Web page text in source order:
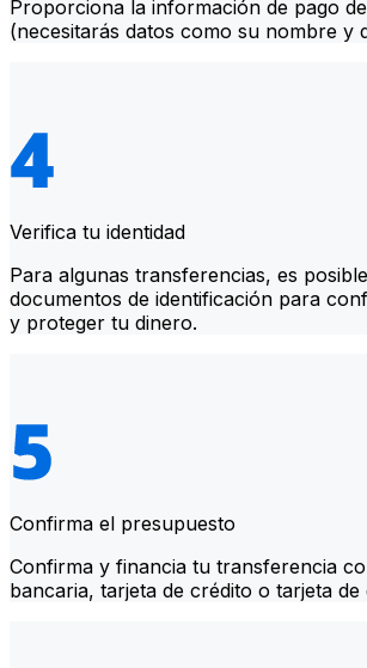
Proporciona la información de pago
(necesitarás datos como su nombre y
Verifica tu identidad
Para algunas transferencias, es
documentos de identificación para
y proteger tu dinero.
Confirma el presupuesto
Confirma y financia tu transferencia
bancaria, tarjeta de crédito o tarjeta de